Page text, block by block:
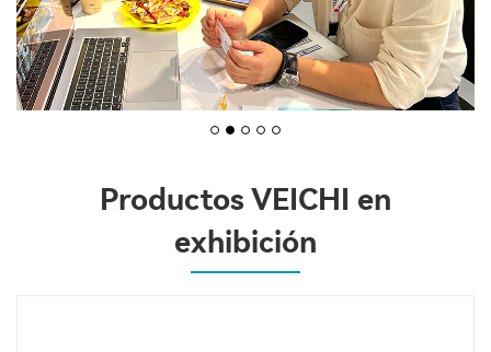
Productos VEICHI en
exhibición